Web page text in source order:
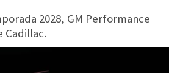
2028, GM Performance
Cadillac.